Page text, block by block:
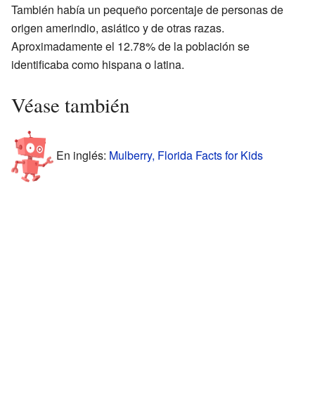
También había un pequeño porcentaje de personas de
origen amerindio, asiático y de otras razas.
Aproximadamente el 12.78% de la población se
identificaba como hispana o latina.
Véase también
En inglés: Mulberry, Florida Facts for Kids